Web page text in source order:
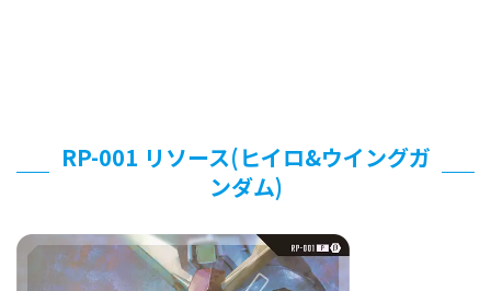
RP-001 リソース(ヒイロ&ウイングガ
ンダム)